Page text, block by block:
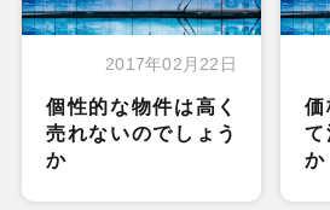
2017年02月22日
個性的な物件は高く
売れないのでしょう
か
価
て
か